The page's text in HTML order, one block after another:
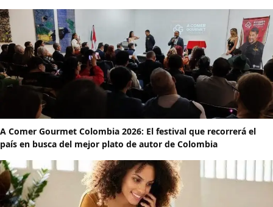
A Comer Gourmet Colombia 2026: El festival que recorrerá el
país en busca del mejor plato de autor de Colombia